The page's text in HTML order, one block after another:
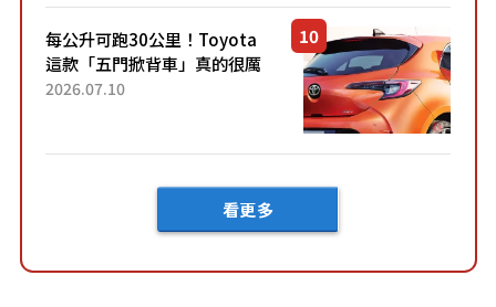
車？...
每公升可跑30公里！Toyota
這款「五門掀背車」真的很厲
害！ 擁有全長4.3公尺的「剛剛
2026.07.10
看更多